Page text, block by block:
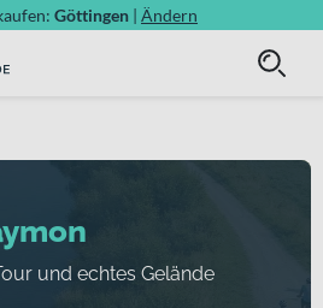
Göttingen | Ändern
und echtes Gelände